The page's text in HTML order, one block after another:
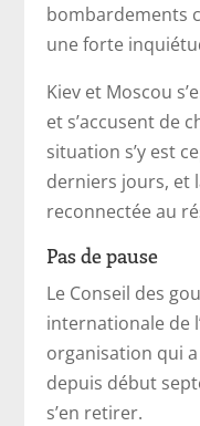
bombardements
une forte
Kiev et Moscou
et s’accusent de
situation s’y est
derniers jours, et
reconnectée au
Pas de pause
Le Conseil des
internationale de
organisation qui
depuis début
s’en retirer.